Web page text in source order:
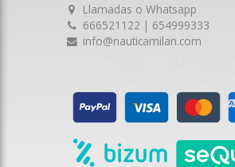
Llamadas o Whatsapp
666521122 | 654999333
info@nauticamilan.com